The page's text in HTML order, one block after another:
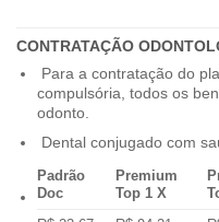
CONTRATAÇÃO
Para a contratação do
compulsória, todos os
odonto.
Dental conjugado com
Padrão
Doc
Premium
Top 1 X